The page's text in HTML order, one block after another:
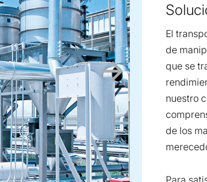
El
de
que se
nuestro
de los
Para